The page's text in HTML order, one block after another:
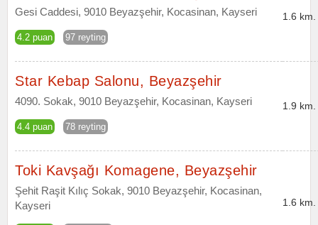
Gesi Caddesi, 9010 Beyazşehir, Kocasinan, Kayseri
4.2 puan 97 reyting
1.6 km.
Star Kebap Salonu, Beyazşehir
4090. Sokak, 9010 Beyazşehir, Kocasinan, Kayseri
4.4 puan 78 reyting
1.9 km.
Toki Kavşağı Komagene, Beyazşehir
Şehit Raşit Kılıç Sokak, 9010 Beyazşehir, Kocasinan,
Kayseri
1.6 km.